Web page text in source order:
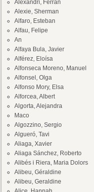
Alexandri, Ferran
Alexie, Sherman
Alfaro, Esteban
Alfau, Felipe
An
Alfaya Bula, Javier
Alférez, Eloísa
Alfonseca Moreno, Manuel
Alfonsel, Olga
Alfonso Mory, Elsa
Alforcea, Albert
Algorta, Alejandra
Maco
Algozzino, Sergio
Algueró, Tavi
Aliaga, Xavier
Aliaga Sánchez, Roberto
Alibés i Riera, Maria Dolors
Alibeu, Géraldine
Alibeu, Geraldine